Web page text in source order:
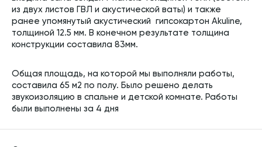
из двух листов ГВЛ и акустической ваты) и также
ранее упомянутый акустический гипсокартон Akuline,
толщиной 12.5 мм. В конечном результате толщина
конструкции составила 83мм.
Общая площадь, на которой мы выполняли работы,
составила 65 м2 по полу. Было решено делать
звукоизоляцию в спальне и детской комнате. Работы
были выполнены за 4 дня